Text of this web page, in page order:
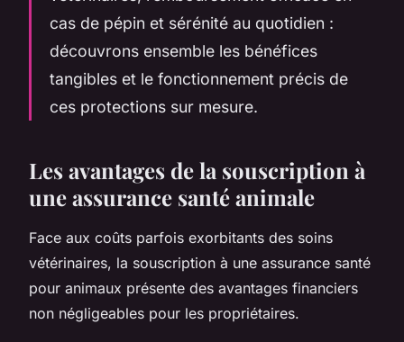
cas de pépin et sérénité au quotidien :
découvrons ensemble les bénéfices
tangibles et le fonctionnement précis de
ces protections sur mesure.
Les avantages de la souscription à
une assurance santé animale
Face aux coûts parfois exorbitants des soins
vétérinaires, la souscription à une assurance santé
pour animaux présente des avantages financiers
non négligeables pour les propriétaires.